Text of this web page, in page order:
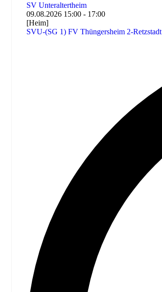
SV Unteraltertheim
09.08.2026 15:00 - 17:00
[Heim]
SVU-(SG 1) FV Thüngersheim 2-Retzstadt